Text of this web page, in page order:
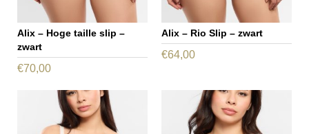
HOME
kan
gekozen
productpagina
kan
gekozen
worden
Alix – Hoge taille slip –
zwart
€70,00
product
heeft
Alix – Rio Slip – zwart
€64,00
product
heeft
meerdere